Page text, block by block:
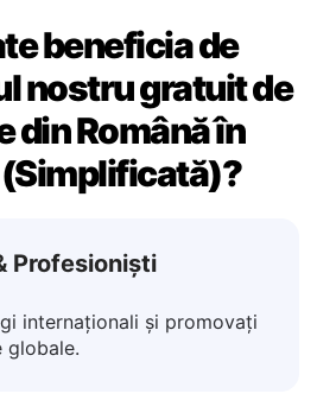
beneficia de
nostru gratuit de
din Română în
Profesioniști